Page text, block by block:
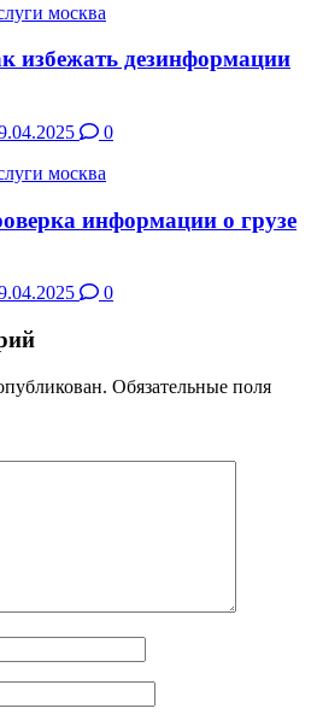
москва
избежать дезинформации
0
москва
информации о грузе
0
Обязательные поля